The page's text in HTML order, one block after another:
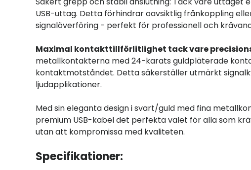
USB-uttag. Detta förhindrar oavsiktlig frånkoppling
signalöverföring - perfekt för professionell och
Maximal kontakttillförlitlighet tack vare
metallkontakterna med 24-karats guldpläterade
kontaktmotståndet. Detta säkerställer utmärkt
ljudapplikationer.
Med sin eleganta design i svart/guld med fina
premium USB-kabel det perfekta valet för alla som
utan att kompromissa med kvaliteten.
Specifikationer: